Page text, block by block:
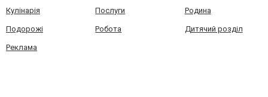
Кулінарія Послуги Родина
Подорожі Робота Дитячий розділ
Реклама